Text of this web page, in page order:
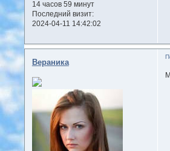
14 часов 59 минут
Последний визит:
2024-04-11 14:42:02
Вераника